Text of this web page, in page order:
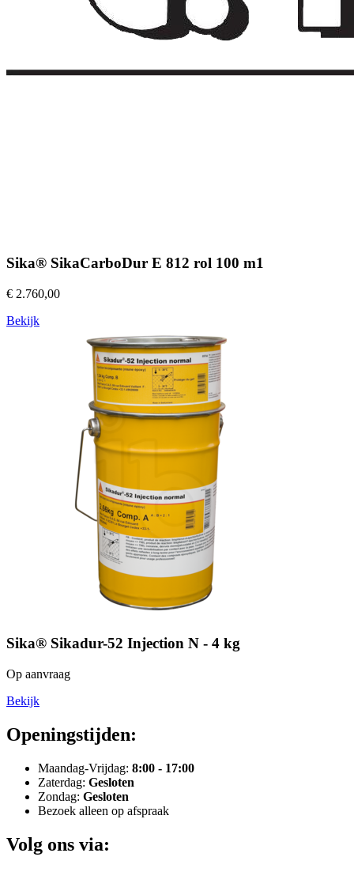
Sika® SikaCarboDur E 812 rol 100 m1
€ 2.760,00
Bekijk
Sika® Sikadur-52 Injection N - 4 kg
Op aanvraag
Bekijk
Openingstijden:
Maandag-Vrijdag: 8:00 - 17:00
Zaterdag: Gesloten
Zondag: Gesloten
Bezoek alleen op afspraak
Volg ons via: